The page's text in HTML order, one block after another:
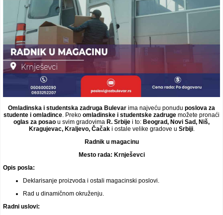
Omladinska i studentska zadruga Bulevar ima najveću ponudu poslova za
studente i omladince . Preko omladinske i studentske zadruge možete pronaći
oglas za posao u svim gradovima R. Srbije i to: Beograd, Novi Sad, Niš,
Kragujevac, Kraljevo, Čačaki ostale velike gradove u Srbiji.
Radnik u magacinu
Mesto rada: Krnješevci
Opis posla:
Deklarisanje proizvoda i ostali magacinski poslovi.
Rad u dinamičnom okruženju.
Radni uslovi: